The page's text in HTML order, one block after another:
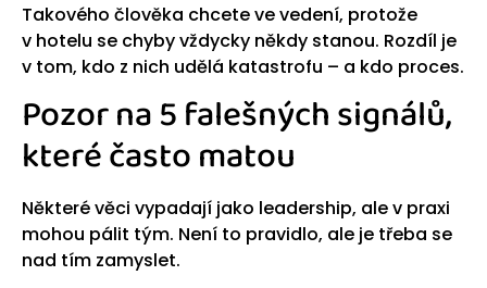
Takového člověka chcete ve vedení, protože
v hotelu se chyby vždycky někdy stanou. Rozdíl je
v tom, kdo z nich udělá katastrofu – a kdo proces.
Pozor na 5 falešných signálů,
které často matou
Některé věci vypadají jako leadership, ale v praxi
mohou pálit tým. Není to pravidlo, ale je třeba se
nad tím zamyslet.